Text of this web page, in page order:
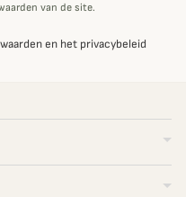
van de site.
en het privacybeleid